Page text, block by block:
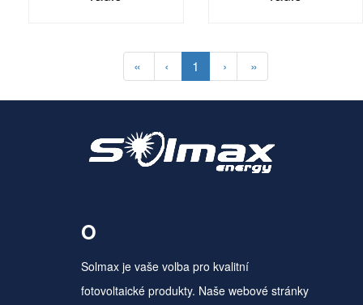
« ‹ 1 › »
O
Solmax je vaše volba pro kvalitní
fotovoltaické produkty. Naše webové stránky